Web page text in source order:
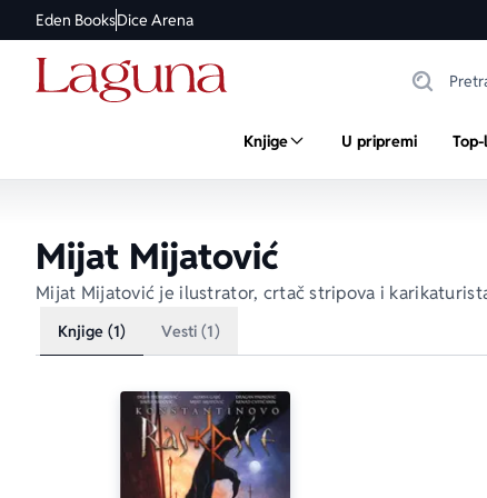
Eden BooksDice Arena
Knjige U pripremi
Mijat Mijatović
Mijat Mijatović je ilustrator, crtač stripova i
Knjige (1) Vesti (1)